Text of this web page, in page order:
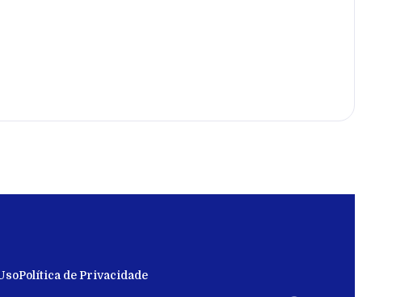
Política de Privacidade